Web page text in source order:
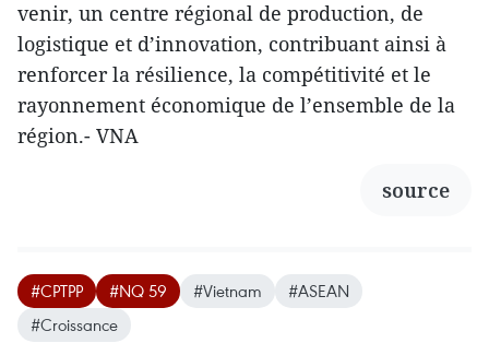
venir, un centre régional de production, de
logistique et d’innovation, contribuant ainsi à
renforcer la résilience, la compétitivité et le
rayonnement économique de l’ensemble de la
région.- VNA
source
#CPTPP #NQ 59 #Vietnam
#ASEAN
#Croissance